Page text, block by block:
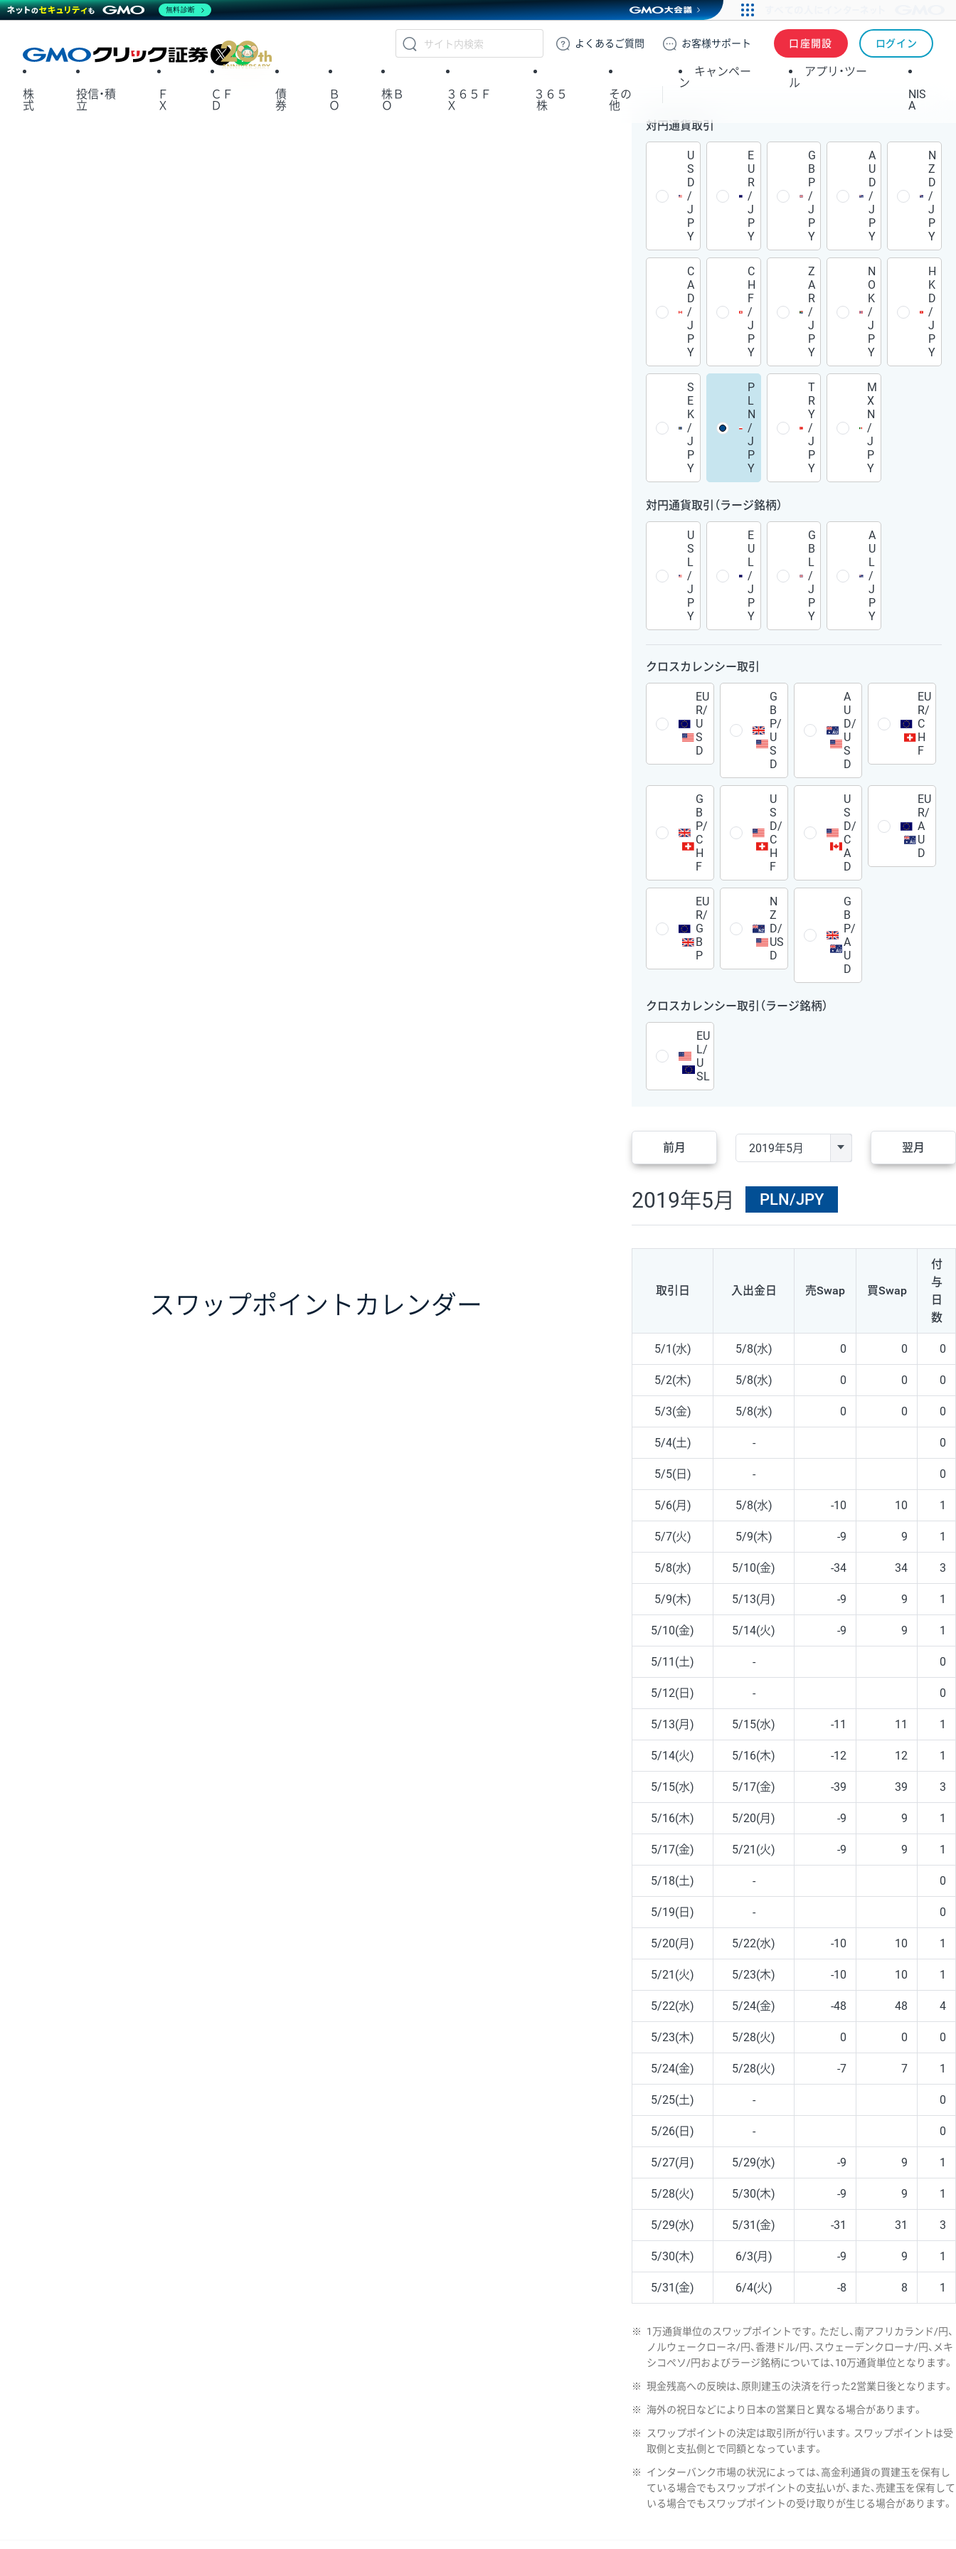
GMOクリック証券
よくある ご質問 お客様サポート 口座開設 ログイン
X
株
式
投信・積
立
Ｆ
Ｘ
ＣＦ
Ｄ
債
券
Ｂ
Ｏ
株Ｂ
Ｏ
３６５Ｆ
Ｘ
３６５
株
その
他
キャンペー
ン
アプリ・ツー
ル
NIS
A
スワップポイント カレンダー
対円通貨取引
U
S
D
/
J
P
Y
E
U
R
/
J
P
Y
G
B
P
/
J
P
Y
A
U
D
/
J
P
Y
N
Z
D
/
J
P
Y
C
A
D
/
J
P
Y
C
H
F
/
J
P
Y
Z
A
R
/
J
P
Y
N
O
K
/
J
P
Y
H
K
D
/
J
P
Y
S
E
K
/
J
P
Y
P
L
N
/
J
P
Y
T
R
Y
/
J
P
Y
M
X
N
/
J
P
Y
対円通貨取引（ラージ銘柄）
U
S
L
/
J
P
Y
E
U
L
/
J
P
Y
G
B
L
/
J
P
Y
A
U
L
/
J
P
Y
クロスカレンシー取引
EU
R/
U
S
D
G
B
P/
U
S
D
A
U
D/
U
S
D
EU
R/
C
H
F
G
B
P/
C
H
F
U
S
D/
C
H
F
U
S
D/
C
A
D
EU
R/
A
U
D
EU
R/
G
B
P
N
Z
D/
US
D
G
B
P/
A
U
D
クロスカレンシー取引（ラージ銘柄）
EU
L/
U
SL
前月 翌月
2019年5月 PLN/JPY
取引日 入出金日 売Swap 買Swap
付
与
日
数
5/1(水) 5/8(水) 0 0 0
5/2(木) 5/8(水) 0 0 0
5/3(金) 5/8(水) 0 0 0
5/4(土) - 0
5/5(日) - 0
5/6(月) 5/8(水) -10 10 1
5/7(火) 5/9(木) -9 9 1
5/8(水) 5/10(金) -34 34 3
5/9(木) 5/13(月) -9 9 1
5/10(金) 5/14(火) -9 9 1
5/11(土) - 0
5/12(日) - 0
5/13(月) 5/15(水) -11 11 1
5/14(火) 5/16(木) -12 12 1
5/15(水) 5/17(金) -39 39 3
5/16(木) 5/20(月) -9 9 1
5/17(金) 5/21(火) -9 9 1
5/18(土) - 0
5/19(日) - 0
5/20(月) 5/22(水) -10 10 1
5/21(火) 5/23(木) -10 10 1
5/22(水) 5/24(金) -48 48 4
5/23(木) 5/28(火) 0 0 0
5/24(金) 5/28(火) -7 7 1
5/25(土) - 0
5/26(日) - 0
5/27(月) 5/29(水) -9 9 1
5/28(火) 5/30(木) -9 9 1
5/29(水) 5/31(金) -31 31 3
5/30(木) 6/3(月) -9 9 1
5/31(金) 6/4(火) -8 8 1
※
1万通貨単位のスワップポイントです。ただし、南アフリカランド/円、
ノルウェークローネ/円、香港ドル/円、スウェーデンクローナ/円、メキ
シコペソ/円およびラージ銘柄については、10万通貨単位となります。
※ 現金残高への反映は、原則建玉の決済を行った2営業日後となります。
※ 海外の祝日などにより日本の営業日と異なる場合があります。
※
スワップポイントの決定は取引所が行います。スワップポイントは受
取側と支払側とで同額となっています。
※
インターバンク市場の状況によっては、高金利通貨の買建玉を保有し
ている場合でもスワップポイントの支払いが、また、売建玉を保有して
いる場合でもスワップポイントの受け取りが生じる場合があります。
無料診断